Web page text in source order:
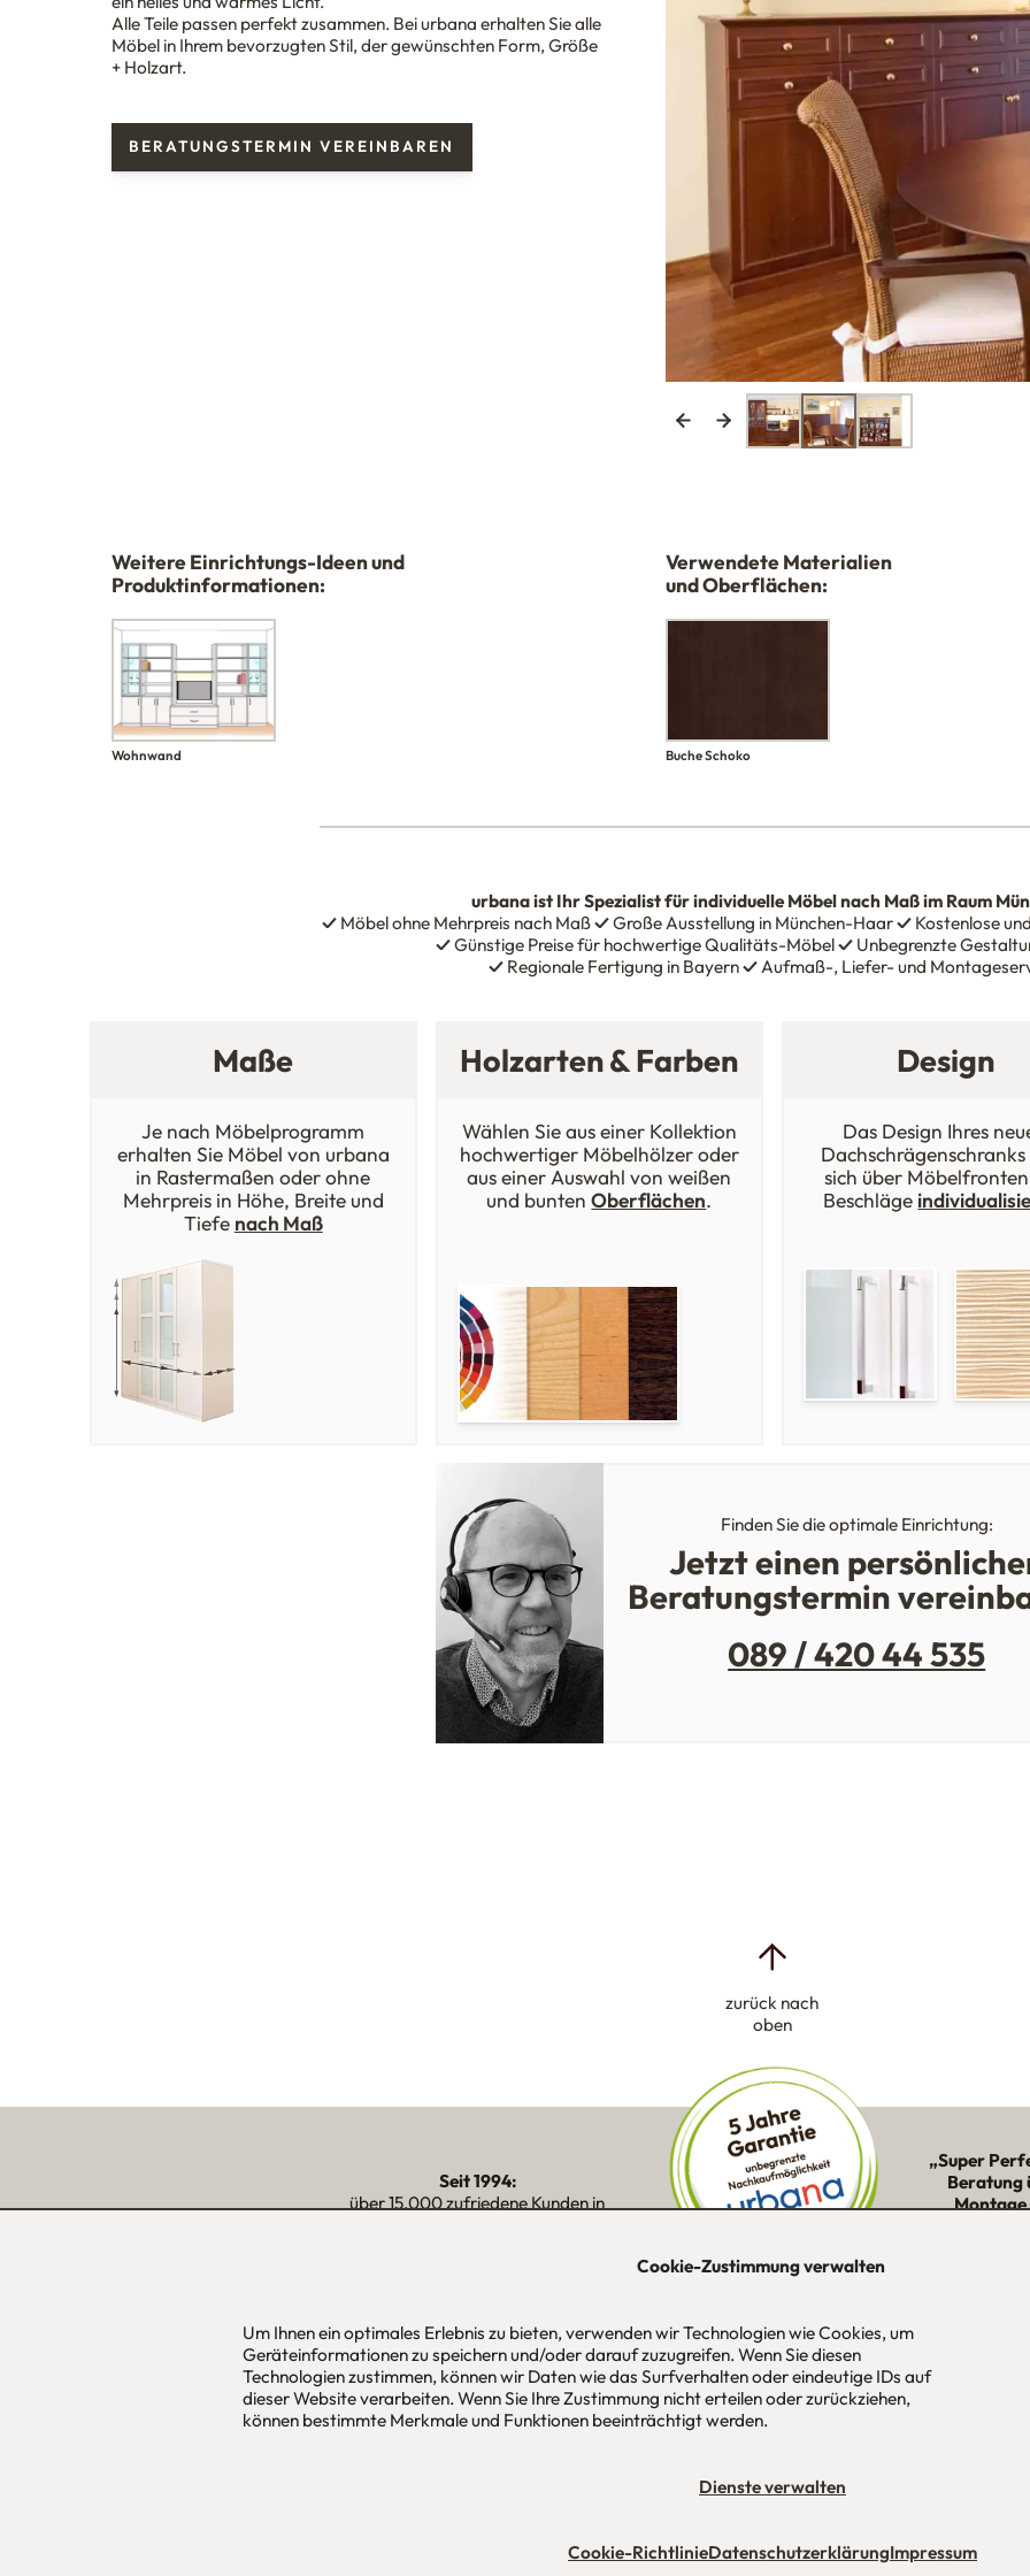
Cookie-Zustimmung verwalten
Um Ihnen ein optimales Erlebnis zu bieten, verwenden wir Technologien wie Cookies, um
Geräteinformationen zu speichern und/oder darauf zuzugreifen. Wenn Sie diesen
Technologien zustimmen, können wir Daten wie das Surfverhalten oder eindeutige IDs auf
dieser Website verarbeiten. Wenn Sie Ihre Zustimmung nicht erteilen oder zurückziehen,
können bestimmte Merkmale und Funktionen beeinträchtigt werden.
Dienste verwalten
Cookie-RichtlinieDatenschutzerklärungImpressum
Alle Teile passen perfekt zusammen. Beiurbana erhalten Sie alle
Möbel in Ihrem bevorzugten Stil, der gewünschten Form, Größe
+ Holzart.
BERATUNGSTERMIN VEREINBAREN
Weitere Einrichtungs-Ideen und
Produktinformationen:
Wohnwand
Verwendete Materialien
und Oberflächen:
Buche Schoko
urbanaist Ihr Spezialist für individuelle Möbel nach Maß im Raum
✓Möbel ohne Mehrpreis nach Maß✓Große Ausstellung in München-Haar✓Kostenlose
✓Günstige Preise für hochwertige Qualitäts-Möbel✓Unbegrenzte
✓Regionale Fertigung in Bayern✓Aufmaß-, Liefer- und
Maße
Je nach Möbelprogramm
erhalten Sie Möbel von urbana
in Rastermaßen oder ohne
Mehrpreis in Höhe, Breite und
Tiefe nach Maß
Holzarten & Farben
Wählen Sie aus einer Kollektion
hochwertiger Möbelhölzer oder
aus einer Auswahl von weißen
und buntenOberflächen.
Design
Das Design Ihres
Dachschrägenschranks
sich über
Beschläge
Finden Sie die optimale Einrichtung:
Jetzt einen
Beratungstermin
089 / 420 44 535
zurück nach
oben
Seit 1994:
über 15.000 zufriedene Kunden in
„Super
Beratung
Montage
urbana möbel
Individuelles Wohndesign
ohne Mehrpreis nach Maß
Hans Pinsel-Str. 1
im DreierHaus
85540Haar / München
Tel
089 / 420 44 535
Fax
089 / 456 00 646
E-Mail
mail@urbana-moebel.de
Datenschutzerklärung Stellenangebote
Maßmöbel München